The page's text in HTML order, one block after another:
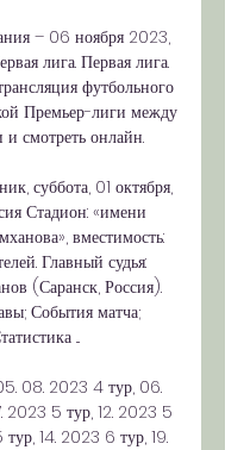
– 06 ноября 2023,
лига. Первая лига.
футбольного
Премьер-лиги между
смотреть онлайн.
суббота, 01 октября,
Стадион: «имени
вместимость:
Главный судья:
(Саранск, Россия).
События матча;
...
08. 2023 4 тур, 06.
2023 5 тур, 12. 2023 5
14. 2023 6 тур, 19.